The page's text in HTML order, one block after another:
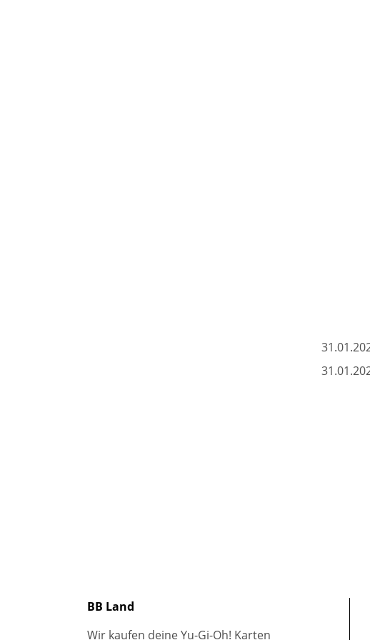
BB Land
Wir kaufen deine Yu-Gi-Oh! Karten